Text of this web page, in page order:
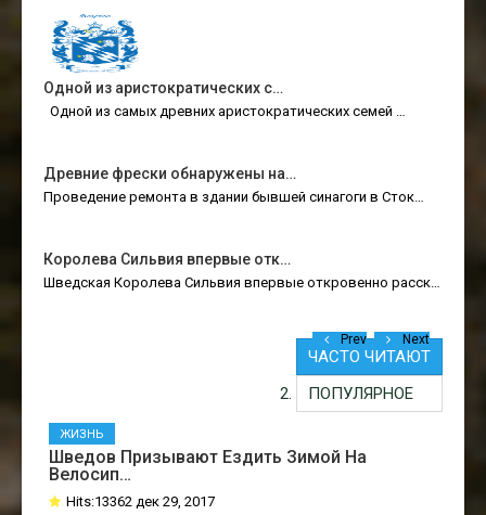
Одной из аристократических с…
Одной из самых древних аристократических семей …
Древние фрески обнаружены на…
Проведение ремонта в здании бывшей синагоги в Сток…
Королева Сильвия впервые отк…
Шведская Королева Сильвия впервые откровенно расск…
ЧАСТО ЧИТАЮТ
ПОПУЛЯРНОЕ
Prev Next
Шведов Призывают Ездить Зимой На
Велосип…
Hits:13362 дек 29, 2017
ЖИЗНЬ